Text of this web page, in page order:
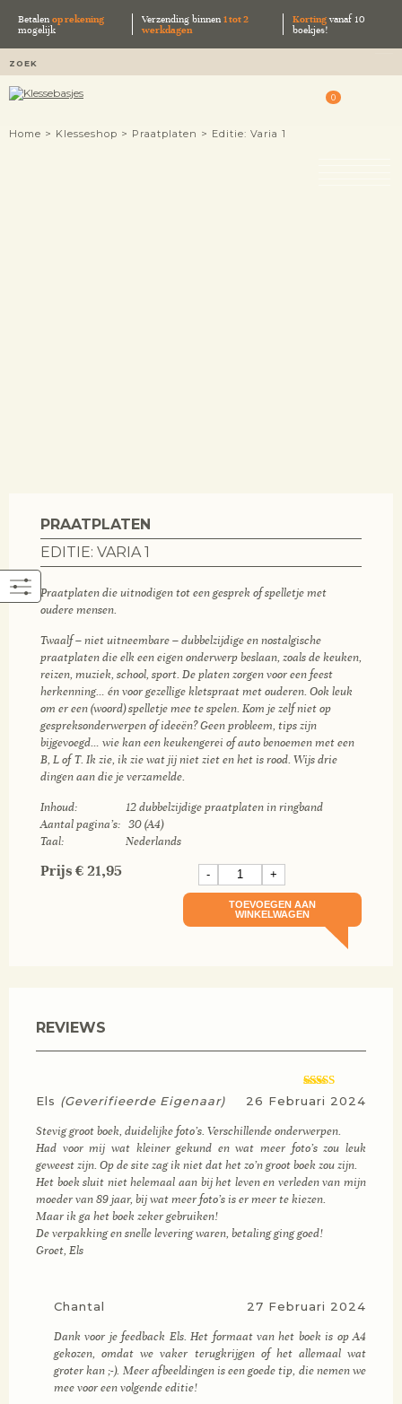
Betalenop rekening
mogelijk
Verzending binnen 1 tot 2
werkdagen
Kortingvanaf 10
boekjes!
0
Home > Klesseshop > Praatplaten > Editie: Varia 1
PRAATPLATEN
EDITIE: VARIA 1
Praatplaten die uitnodigen tot een gesprek of spelletje met
oudere mensen.
Twaalf – niet uitneembare – dubbelzijdige en nostalgische
praatplaten die elk een eigen onderwerp beslaan, zoals de keuken,
reizen, muziek, school, sport. De platen zorgen voor een feest
herkenning… én voor gezellige kletspraat met ouderen. Ook leuk
om er een (woord) spelletje mee te spelen. Kom je zelf niet op
gespreksonderwerpen of ideeën? Geen probleem, tips zijn
bijgevoegd… wie kan een keukengerei of auto benoemen met een
B, L of T. Ik zie, ik zie wat jij niet ziet en het is rood. Wijs drie
dingen aan die je verzamelde.
Inhoud: 12 dubbelzijdige praatplaten in ringband
Aantal pagina’s: 30 (A4)
Taal: Nederlands
Prijs € 21,95 - +
TOEVOEGEN AAN
WINKELWAGEN
REVIEWS
Gewaardeerd
4 uit 5
Els (geverifieerde Eigenaar) 26 Februari 2024
Stevig groot boek, duidelijke foto’s. Verschillende onderwerpen.
Had voor mij wat kleiner gekund en wat meer foto’s zou leuk
geweest zijn. Op de site zag ik niet dat het zo’n groot boek zou zijn.
Het boek sluit niet helemaal aan bij het leven en verleden van mijn
moeder van 89 jaar, bij wat meer foto’s is er meer te kiezen.
Maar ik ga het boek zeker gebruiken!
De verpakking en snelle levering waren, betaling ging goed!
Groet, Els
Chantal 27 Februari 2024
Dank voor je feedback Els. Het formaat van het boek is op A4
gekozen, omdat we vaker terugkrijgen of het allemaal wat
groter kan ;-). Meer afbeeldingen is een goede tip, die nemen we
mee voor een volgende editie!